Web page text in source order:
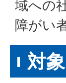
域への
障がい
対象